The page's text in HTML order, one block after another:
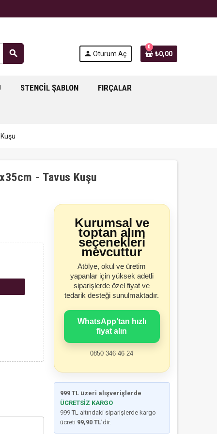
search person Oturum Aç
0
₺0,00
STENCIL ŞABLON FIRÇALAR
- Tavus Kuşu
Kurumsal ve
toptan alım
seçenekleri
mevcuttur
Atölye, okul ve üretim
yapanlar için yüksek adetli
siparişlerde özel fiyat ve
tedarik desteği sunulmaktadır.
WhatsApp’tan hızlı
fiyat alın
0850 346 46 24
999 TL üzeri alışverişlerde
ÜCRETSİZ KARGO
999 TL altındaki siparişlerde kargo
ücreti 99,90 TL’dir.